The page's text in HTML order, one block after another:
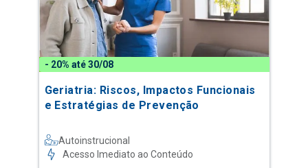
- 20% até 30/08
Geriatria: Riscos, Impactos Funcionais
e Estratégias de Prevenção
Autoinstrucional
Acesso Imediato ao Conteúdo